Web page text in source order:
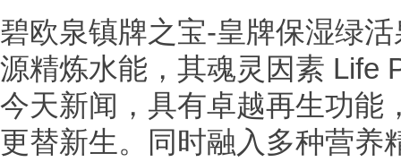
碧欧泉镇牌之宝-皇牌保湿绿
源精炼水能，其魂灵因素 Life
今天新闻，具有卓越再生功能
更替新生。同时融入多种营养